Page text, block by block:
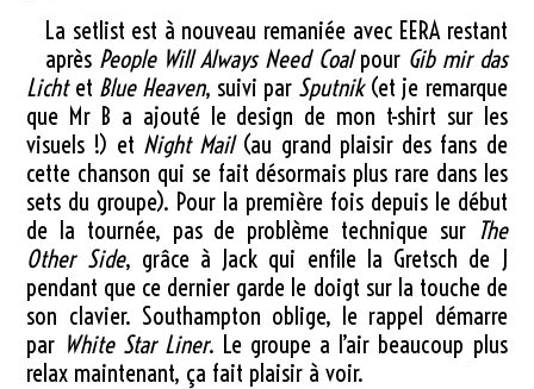
La setlist est à nouveau remaniée avec EERA restant
après People Will Always Need Coalpour Gib mir das
Lichtet Blue Heaven, suivi par Sputnik(et je remarque
que Mr B a ajouté le design de mon t-shirt sur les
visuels !) et Night Mail(au grand plaisir des fans de
cette chanson qui se fait désormais plus rare dans les
sets du groupe). Pour la première fois depuis le début
de la tournée, pas de problème technique sur The
Other Side, grâce à Jack qui enfile la Gretsch de J
pendant que ce dernier garde le doigt sur la touche de
son clavier. Southampton oblige, le rappel démarre
par White Star Liner. Le groupe a l’air beaucoup plus
relax maintenant, ça fait plaisir à voir.